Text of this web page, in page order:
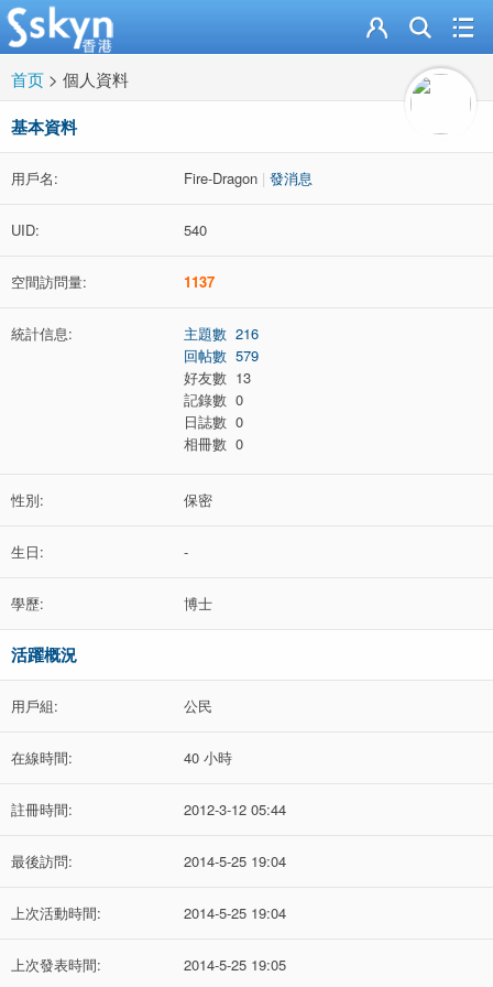
首页 > 個人資料
基本資料
用戶名: Fire-Dragon | 發消息
UID: 540
空間訪問量: 1137
統計信息:
主題數 216
回帖數 579
好友數 13
記錄數 0
日誌數 0
相冊數 0
性別: 保密
生日: -
學歷: 博士
活躍概況
用戶組: 公民
在線時間: 40 小時
註冊時間: 2012-3-12 05:44
最後訪問: 2014-5-25 19:04
上次活動時間: 2014-5-25 19:04
上次發表時間: 2014-5-25 19:05